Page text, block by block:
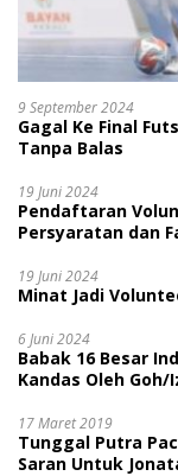
9 September 2024
Gagal Ke Final
Tanpa Balas
19 Juni 2024
Pendaftaran
Persyaratan dan
19 Juni 2024
Minat Jadi
6 Juni 2024
Babak 16 Besar
Kandas Oleh Goh/
17 Maret 2019
Tunggal Putra
Saran Untuk